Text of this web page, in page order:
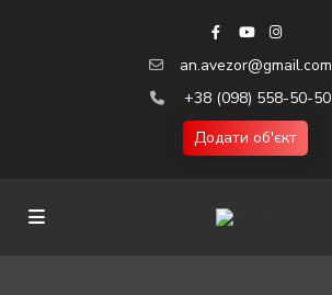
an.avezor@gmail.com
+38 (098) 558-50-50
Додати об'єкт